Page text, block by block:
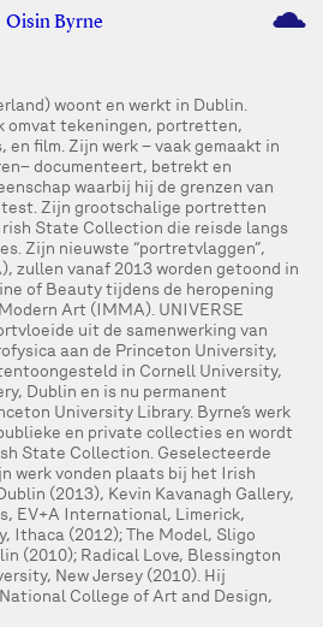
Oisin Byrne M
woont en werkt in Dublin.
omvat tekeningen, portretten,
film. Zijn werk – vaak gemaakt in
documenteert, betrekt en
waarbij hij de grenzen van
Zijn grootschalige portretten
State Collection die reisde langs
Zijn nieuwste “portretvlaggen”,
zullen vanaf 2013 worden getoond in
of Beauty tijdens de heropening
Art (IMMA). UNIVERSE
uit de samenwerking van
aan de Princeton University,
in Cornell University,
Dublin en is nu permanent
University Library. Byrne’s werk
en private collecties en wordt
State Collection. Geselecteerde
werk vonden plaats bij het Irish
(2013), Kevin Kavanagh Gallery,
EV+A International, Limerick,
Ithaca (2012); The Model, Sligo
(2010); Radical Love, Blessington
New Jersey (2010). Hij
College of Art and Design,